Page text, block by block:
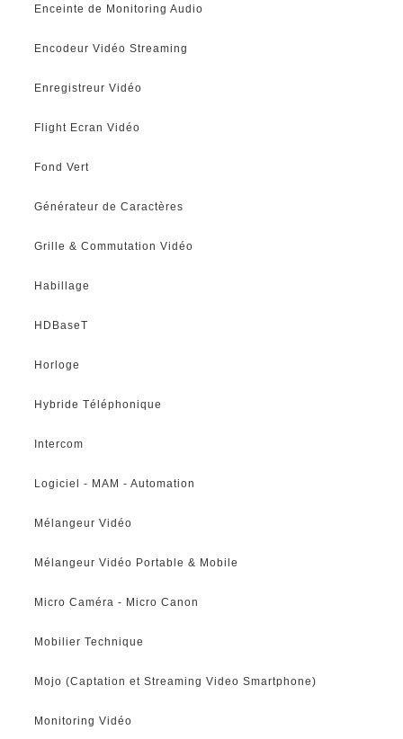
Enceinte de Monitoring Audio
Encodeur Vidéo Streaming
Enregistreur Vidéo
Flight Ecran Vidéo
Fond Vert
Générateur de Caractères
Grille & Commutation Vidéo
Habillage
HDBaseT
Horloge
Hybride Téléphonique
Intercom
Logiciel - MAM - Automation
Mélangeur Vidéo
Mélangeur Vidéo Portable & Mobile
Micro Caméra - Micro Canon
Mobilier Technique
Mojo (Captation et Streaming Video Smartphone)
Monitoring Vidéo